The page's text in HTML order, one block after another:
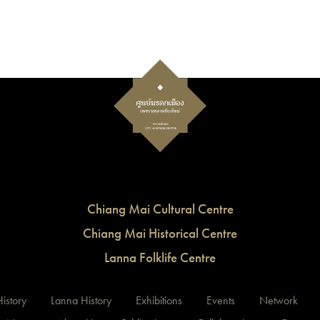
Chiang Mai Cultural Centre
Chiang Mai Historical Centre
Lanna Folklife Centre
Lanna History Exhibitions Events Network